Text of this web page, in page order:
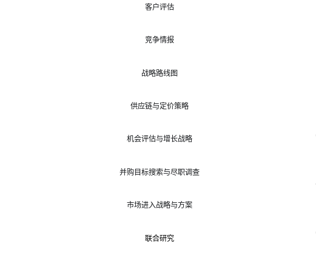
客户评估
竞争情报
战略路线图
供应链与定价策略
机会评估与增长战略
并购目标搜索与尽职调查
市场进入战略与方案
联合研究